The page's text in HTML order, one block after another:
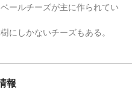
ールチーズが主に作られてい
にしかないチーズもある。
報